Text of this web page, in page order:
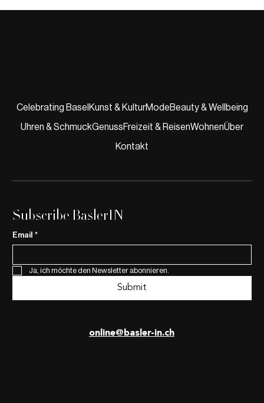
und der Weg zur klimaneutralen
online@basler-in.ch
Celebrating Basel Kunst & KulturModeBeauty & Wellbeing
Uhren & SchmuckGenussFreizeit & ReisenWohnenÜber
Kontakt
Subscribe BaslerIN
Email *
Ja, ich möchte den Newsletter abonnieren.
Submit